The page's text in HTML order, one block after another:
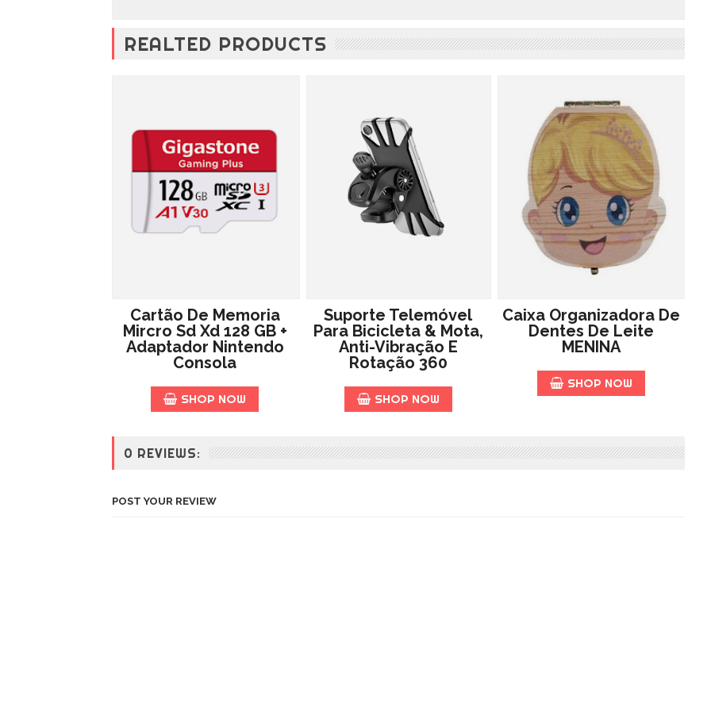
REALTED PRODUCTS
Cartão De Memoria
Mircro Sd Xd 128 GB +
Adaptador Nintendo
Consola
SHOP NOW
Suporte Telemóvel
Para Bicicleta & Mota,
Anti-Vibração E
Rotação 360
SHOP NOW
Caixa Organizadora De
Dentes De Leite
MENINA
SHOP NOW
0 REVIEWS:
POST YOUR REVIEW